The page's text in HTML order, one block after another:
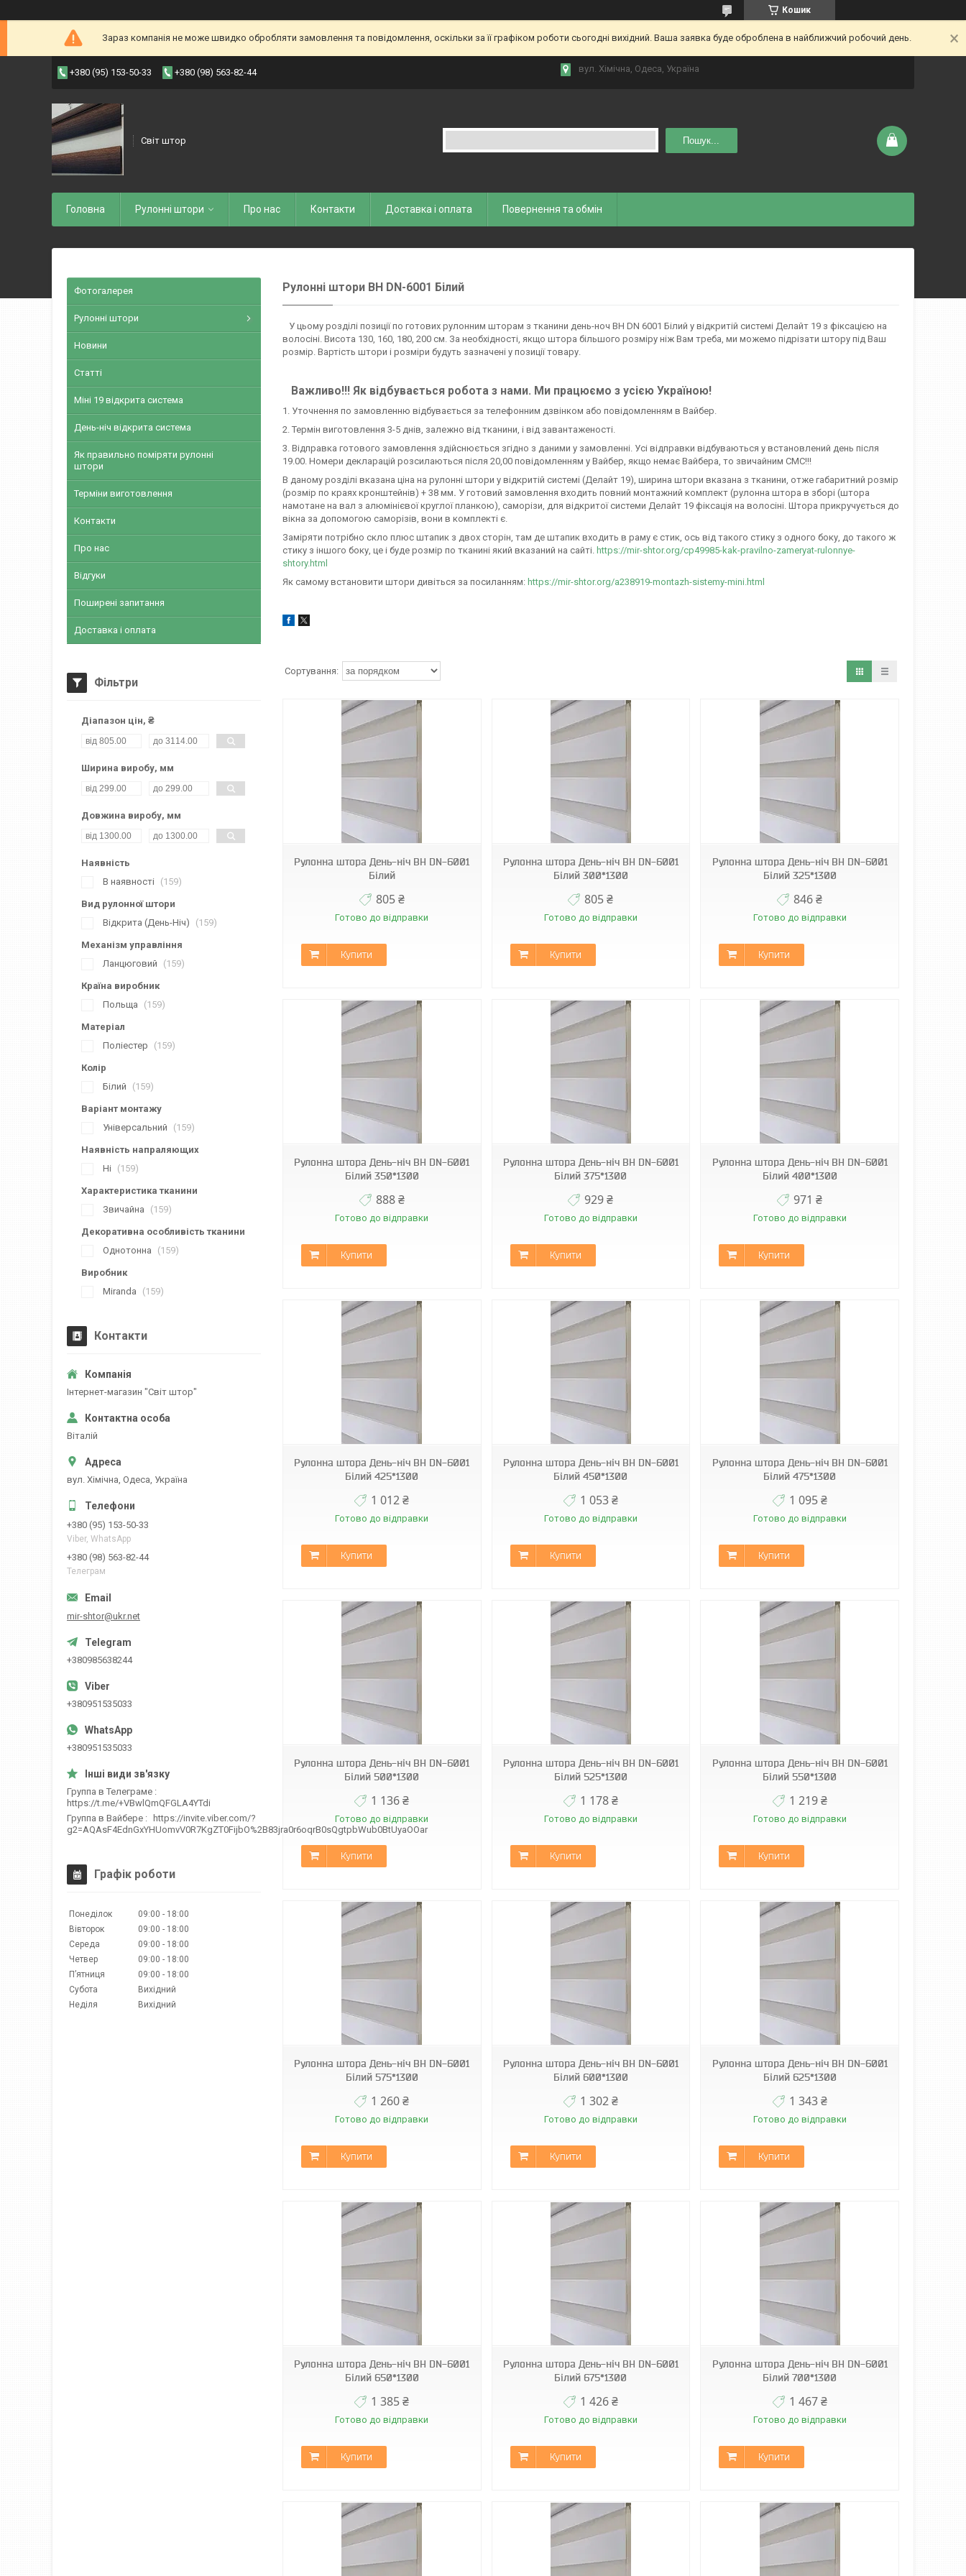
Кошик
Зараз компанія не може швидко обробляти замовлення та повідомлення, оскільки за її графіком роботи сьогодні вихідний. Ваша заявка буде оброблена в найближчий робочий день.
+380 (95) 153-50-33 +380 (98) 563-82-44 вул. Хiмiчна, Одеса, Україна
Світ штор Пошук...
Головна Рулоннi штори Про нас Контакти Доставка і оплата Повернення та обмiн
Рулонні штори ВН DN-6001 Білий
У цьому розділі позиції по готових рулонним шторам з тканини день-ноч ВН DN 6001 Білий у відкритій системі Делайт 19 з фіксацією на
волосіні. Висота 130, 160, 180, 200 см. За необхідності, якщо штора більшого розміру ніж Вам треба, ми можемо підрізати штору під Ваш
розмір. Вартість штори і розміри будуть зазначені у позиції товару.
Важливо!!! Як відбувається робота з нами. Ми працюємо з усією Україною!
1. Уточнення по замовленню відбувається за телефонним дзвінком або повідомленням в Вайбер.
2. Термін виготовлення 3-5 днів, залежно від тканини, і від завантаженості.
3. Відправка готового замовлення здійснюється згідно з даними у замовленні. Усі відправки відбуваються у встановлений день після
19.00. Номери декларацій розсилаються після 20,00 повідомленням у Вайбер, якщо немає Вайбера, то звичайним СМС!!!
В даному розділі вказана ціна на рулонні штори у відкритій системі (Делайт 19), ширина штори вказана з тканини, отже габаритний розмір
(розмір по краях кронштейнів) + 38 мм. У готовий замовлення входить повний монтажний комплект (рулонна штора в зборі (штора
намотане на вал з алюмінієвої круглої планкою), саморізи, для відкритої системи Делайт 19 фіксація на волосіні. Штора прикручується до
вікна за допомогою саморізів, вони в комплекті є.
Заміряти потрібно скло плюс штапик з двох сторін, там де штапик входить в раму є стик, ось від такого стику з одного боку, до такого ж
стику з іншого боку, це і буде розмір по тканині який вказаний на сайті. https://mir-shtor.org/cp49985-kak-pravilno-zameryat-rulonnye-
shtory.html
Як самому встановити штори дивіться за посиланням: https://mir-shtor.org/a238919-montazh-sistemy-mini.html
BН DN-6001
Рулонна штора День-ніч ВН DN-6001
Білий
805 ₴
Готово до відправки
Купити
BН DN-6001
Рулонна штора День-ніч ВН DN-6001
Білий 300*1300
805 ₴
Готово до відправки
Купити
BН DN-6001
Рулонна штора День-ніч ВН DN-6001
Білий 325*1300
846 ₴
Готово до відправки
Купити
BН DN-6001
Рулонна штора День-ніч ВН DN-6001
Білий 350*1300
888 ₴
Готово до відправки
Купити
BН DN-6001
Рулонна штора День-ніч ВН DN-6001
Білий 375*1300
929 ₴
Готово до відправки
Купити
BН DN-6001
Рулонна штора День-ніч ВН DN-6001
Білий 400*1300
971 ₴
Готово до відправки
Купити
BН DN-6001
Рулонна штора День-ніч ВН DN-6001
Білий 425*1300
1 012 ₴
Готово до відправки
Купити
BН DN-6001
Рулонна штора День-ніч ВН DN-6001
Білий 450*1300
1 053 ₴
Готово до відправки
Купити
BН DN-6001
Рулонна штора День-ніч ВН DN-6001
Білий 475*1300
1 095 ₴
Готово до відправки
Купити
Рулонна штора День-ніч ВН DN-6001
Білий 500*1300
1 136 ₴
Готово до відправки
Купити
BН DN-6001
Рулонна штора День-ніч ВН DN-6001
Білий 525*1300
1 178 ₴
Готово до відправки
Купити
BН DN-6001
Рулонна штора День-ніч ВН DN-6001
Білий 550*1300
1 219 ₴
Готово до відправки
Купити
Рулонна штора День-ніч ВН DN-6001
Білий 575*1300
1 260 ₴
Готово до відправки
Купити
BН DN-6001
Рулонна штора День-ніч ВН DN-6001
Білий 600*1300
1 302 ₴
Готово до відправки
Купити
BН DN-6001
Рулонна штора День-ніч ВН DN-6001
Білий 625*1300
1 343 ₴
Готово до відправки
Купити
Рулонна штора День-ніч ВН DN-6001
Білий 650*1300
1 385 ₴
Готово до відправки
Купити
BН DN-6001
Рулонна штора День-ніч ВН DN-6001
Білий 675*1300
1 426 ₴
Готово до відправки
Купити
BН DN-6001
Рулонна штора День-ніч ВН DN-6001
Білий 700*1300
1 467 ₴
Готово до відправки
Купити
Фотогалерея
Рулонні штори
Новини
Статті
Міні 19 відкрита система
День-ніч відкрита система
Як правильно поміряти рулонні
штори
Терміни виготовлення
Контакти
Про нас
Відгуки
Поширені запитання
Доставка і оплата
Фільтри
Діапазон цін, ₴
Ширина виробу, мм
Довжина виробу, мм
Наявність
В наявності
159
Вид рулонної штори
Відкрита (День-Ніч)
159
Механізм управління
Ланцюговий
159
Країна виробник
Польща
159
Матеріал
Поліестер
159
Колір
Білий
159
Варіант монтажу
Універсальний
159
Наявність напраляющих
Ні
159
Характеристика тканини
Звичайна
159
Декоративна особливість тканини
Однотонна
159
Виробник
Miranda
159
Контакти
Iнтернет-магазин "Свiт штор"
Вiталiй
вул. Хiмiчна, Одеса, Україна
+380 (95) 153-50-33
Viber, WhatsApp
+380 (98) 563-82-44
Телеграм
mir-shtor@ukr.net
+380985638244
+380951535033
+380951535033
Группа в Телеграме
https://t.me/+VBwlQmQFGLA4YTdi
Группа в Вайбере
https://invite.viber.com/?
g2=AQAsF4EdnGxYHUomvV0R7KgZT0FijbO%2B83jra0r6oqrB0sQgtpbWub0BtUyaOOar
Графік роботи
Понеділок 09:00
18:00
Вівторок
09:00
18:00
Середа
09:00
18:00
Четвер
09:00
18:00
Пʼятниця
09:00
18:00
Субота
Вихідний
Неділя
Вихідний